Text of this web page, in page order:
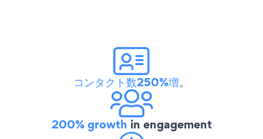
コンタクト数250%増。
200% growth in engagement